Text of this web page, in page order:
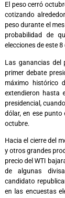
El peso cerró
cotizando
peso durante el
probabilidad de
elecciones de este
Las ganancias del
primer debate
máximo histórico
extendieron hasta
presidencial,
dólar, en ese punto
octubre.
Hacia el cierre del
y otros grandes
precio del WTI
de algunas
candidato
en las encuestas